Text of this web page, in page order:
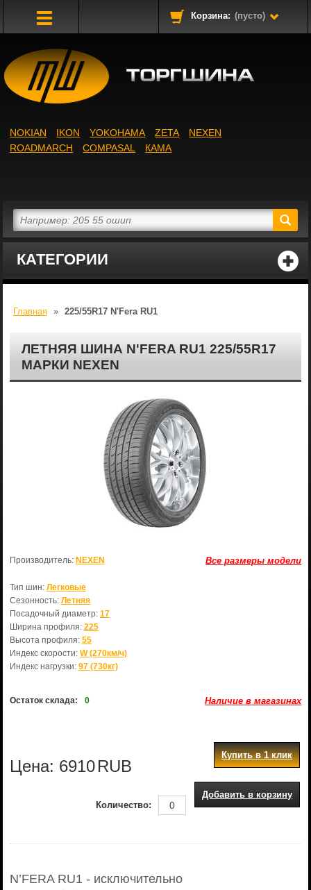
Корзина: (пусто)
КАТЕГОРИИ
NOKIAN IKON YOKOHAMA ZETA
NEXEN
ROADMARCH
COMPASAL КАМА
Главная » 225/55R17 N'Fera RU1
ЛЕТНЯЯ ШИНА N'FERA RU1 225/55R17
МАРКИ NEXEN
Все размеры модели
Производитель: NEXEN
Тип шин: Легковые
Сезонность: Летняя
Посадочный диаметр: 17
Ширина профиля: 225
Высота профиля: 55
Индекс скорости: W (270км/ч)
Индекс нагрузки: 97 (730кг)
Остаток склада: 0 Наличие в магазинах
Цена: 6910RUB
Купить в 1 клик
Добавить в корзину
Количество:
N’FERA RU1 - исключительно